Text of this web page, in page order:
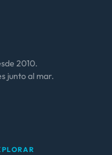
2010.
junto al mar.